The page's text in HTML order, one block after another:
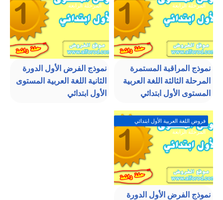
المرحلة الرابعة
نموذج المراقبة المستمرة
المرحلة الثالثة اللغة العربية
المستوى الأول ابتدائي
المرحلة الرابعة
نموذج الفرض الأول الدورة
الثانية اللغة العربية المستوى
الأول ابتدائي
فروض اللغة العربية الأول ابتدائي
المرحلة الرابعة
نموذج الفرض الأول الدورة